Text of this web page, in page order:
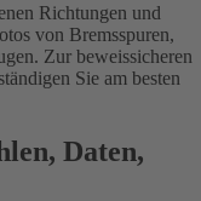
Richtungen und
von Bremsspuren,
Zur beweissicheren
Sie am besten
Daten,